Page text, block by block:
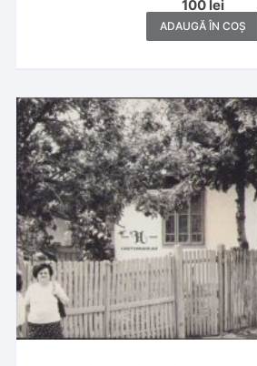
100 lei
ADAUGĂ ÎN COȘ